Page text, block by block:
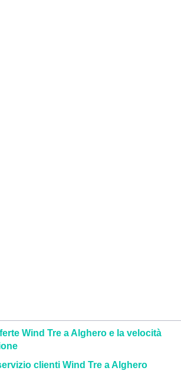
Wind Tre a Alghero e la velocità
clienti Wind Tre a Alghero